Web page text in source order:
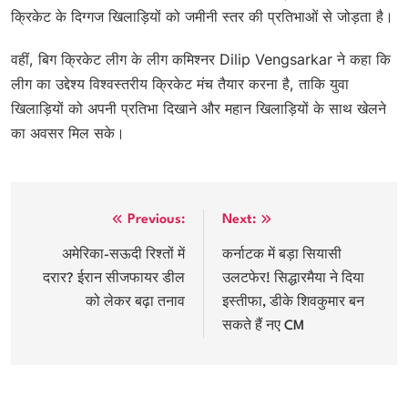
क्रिकेट के दिग्गज खिलाड़ियों को जमीनी स्तर की प्रतिभाओं से जोड़ता है।
वहीं, बिग क्रिकेट लीग के लीग कमिश्नर Dilip Vengsarkar ने कहा कि
लीग का उद्देश्य विश्वस्तरीय क्रिकेट मंच तैयार करना है, ताकि युवा
खिलाड़ियों को अपनी प्रतिभा दिखाने और महान खिलाड़ियों के साथ खेलने
का अवसर मिल सके।
navigation
Previous:
अमेरिका-सऊदी रिश्तों में
दरार? ईरान सीजफायर डील
को लेकर बढ़ा तनाव
Next:
कर्नाटक में बड़ा सियासी
उलटफेर! सिद्धारमैया ने दिया
इस्तीफा, डीके शिवकुमार बन
सकते हैं नए CM